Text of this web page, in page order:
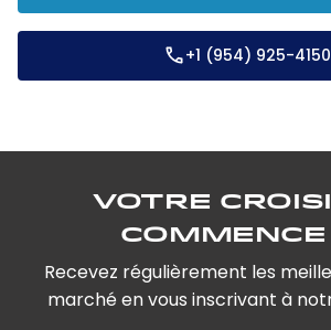
+1 (954) 925-4150
Votre
commence
Recevez régulièrement les
marché en vous inscrivant à